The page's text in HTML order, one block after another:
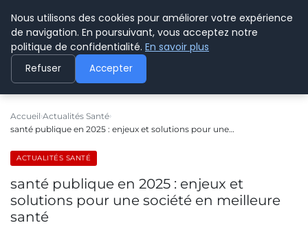
CYBERPARAPHARMACIE
Accueil Actualités Santé
santé publique en 2025 : enjeux et solutions pour une…
ACTUALITÉS SANTÉ
santé publique en 2025 : enjeux et
solutions pour une société en meilleure
santé
Nous utilisons des cookies pour améliorer votre expérience
de navigation. En poursuivant, vous acceptez notre
politique de confidentialité. En savoir plus
Refuser Accepter